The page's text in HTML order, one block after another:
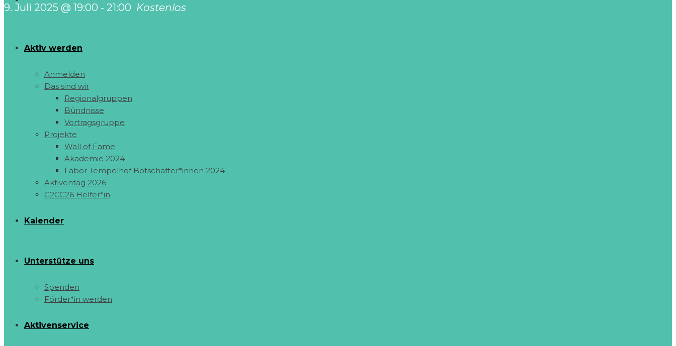
Aktiv werden
Anmelden
Das sind wir
Regionalgruppen
Bündnisse
Vortragsgruppe
Projekte
Wall of Fame
Akademie 2024
Labor Tempelhof Botschafter*innen 2024
Aktiventag 2026
C2CC26 Helfer*in
Kalender
Unterstütze uns
Spenden
Förder*in werden
Aktivenservice
9. Juli 2025 @ 19:00 - 21:00 Kostenlos